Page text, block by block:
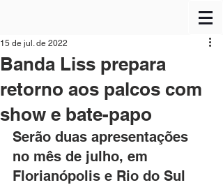
Banda Liss prepara
retorno aos palcos com
show e bate-papo
15 de jul. de 2022
Serão duas apresentações
no mês de julho, em
Florianópolis e Rio do Sul